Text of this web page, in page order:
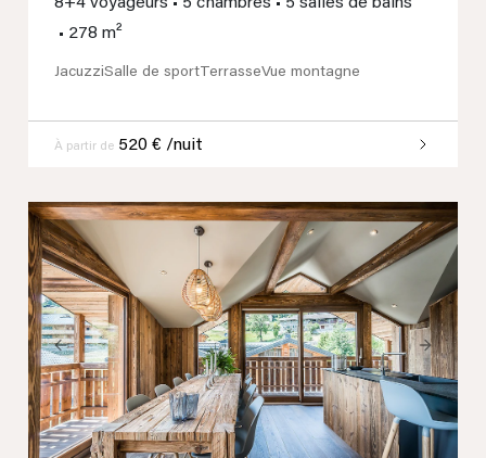
Previous Next
• 278 m²
JacuzziSalle de sport TerrasseVue montagne
À partir de 520 € /nuit